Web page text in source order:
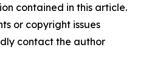
contained in this article.
or copyright issues
contact the author